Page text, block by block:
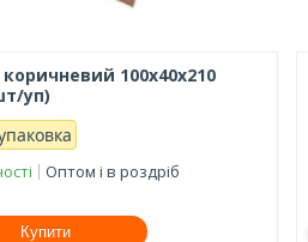
100х40х210
уп)
Оптом і в роздріб
Купити